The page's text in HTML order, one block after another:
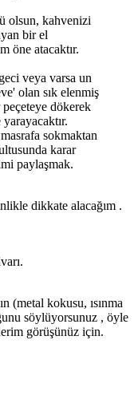
olsun, kahvenizi
bir el
öne atacaktır.
veya varsa un
olan sık elenmiş
dökerek
yarayacaktır.
sokmaktan
karar
paylaşmak.
dikkate alacağım .
(metal kokusu, ısınma
söylüyorsunuz , öyle
görüşünüz için.